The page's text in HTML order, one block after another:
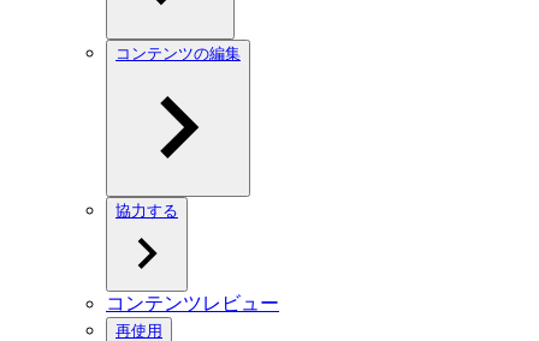
コンテンツの編集
協力する
コンテンツレビュー
再使用